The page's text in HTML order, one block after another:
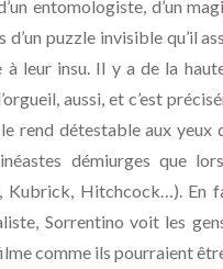
entomologiste, d’un
d’un puzzle invisible qu’il
à leur insu. Il y a de la
aussi, et c’est
rend détestable aux yeux
démiurges que
Kubrick, Hitchcock…). En
Sorrentino voit les
comme ils pourraient